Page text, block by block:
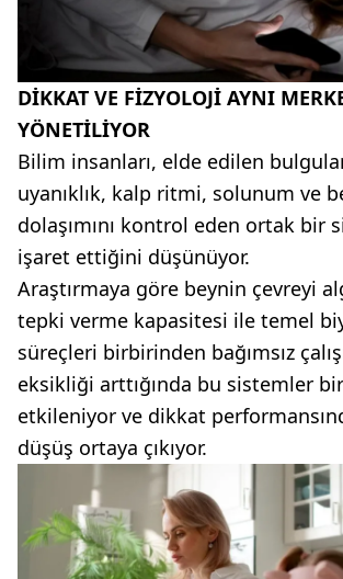
DİKKAT VE FİZYOLOJİ AYNI
YÖNETİLİYOR
Bilim insanları, elde edilen
uyanıklık, kalp ritmi, solunum ve
dolaşımını kontrol eden ortak bir
işaret ettiğini düşünüyor.
Araştırmaya göre beynin çevreyi
tepki verme kapasitesi ile temel
süreçleri birbirinden bağımsız
eksikliği arttığında bu sistemler
etkileniyor ve dikkat
düşüş ortaya çıkıyor.